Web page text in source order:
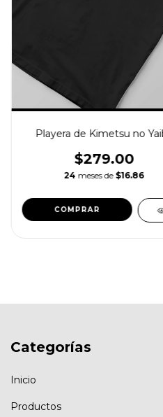
Playera de Kimetsu no
$279.00
24 meses de $16.86
COMPRAR
Categorías
Inicio
Productos